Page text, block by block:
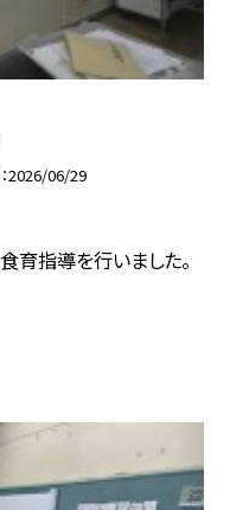
2026/06/29
育指導を行いました。